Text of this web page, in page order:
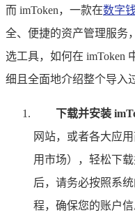
而 imToken，一款在数字
全、便捷的资产管理服务
选工具，如何在 imToken
细且全面地介绍整个导入
下载并安装
网站，或者各大应
用市场），轻松下
后，请务必按照系
程，确保您的账户信